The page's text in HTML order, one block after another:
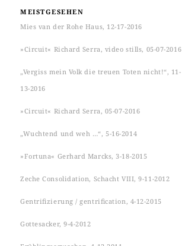
MEISTGESEHEN
Mies van der Rohe Haus, 12-17-2016
»Circuit« Richard Serra, video stills, 05-07-2016
„Vergiss mein Volk die treuen Toten nicht!“, 11-
13-2016
»Circuit« Richard Serra, 05-07-2016
„Wuchtend und weh …“, 5-16-2014
»Fortuna« Gerhard Marcks, 3-18-2015
Zeche Consolidation, Schacht VIII, 9-11-2012
Gentrifizierung / gentrification, 4-12-2015
Gottesacker, 9-4-2012